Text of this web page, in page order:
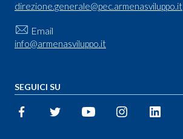
direzione.generale@pec.armenasviluppo.it
Email
info@armenasviluppo.it
SEGUICI SU